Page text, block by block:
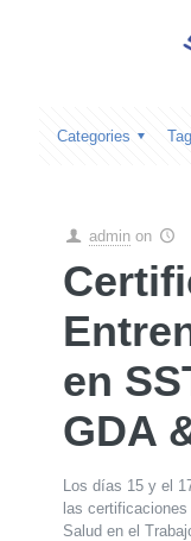
Categories
admin on
en
GDA
Los días 15 y el
las
Salud en el